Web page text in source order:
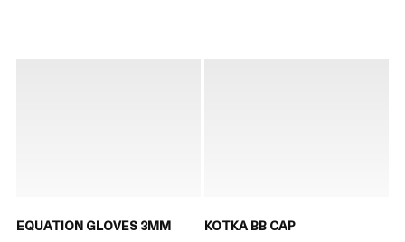
EQUATION GLOVES 3MM KOTKA BB CAP